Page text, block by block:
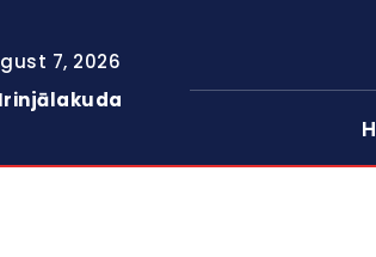
7, 2026
Irinjālakuda